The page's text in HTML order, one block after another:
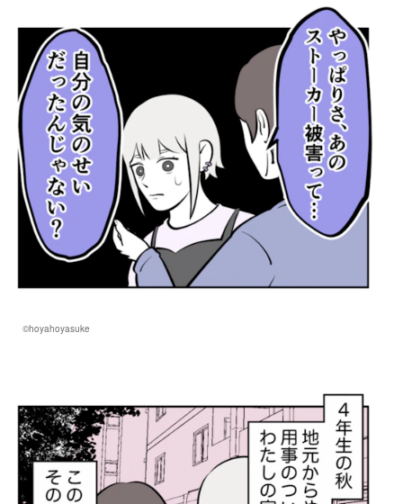
©hoyahoyasuke